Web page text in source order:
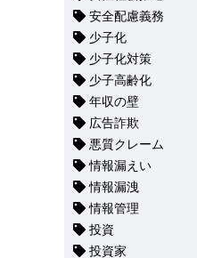
安全配慮義務
少子化
少子化対策
少子高齢化
年収の壁
広告詐欺
悪質クレーム
情報漏えい
情報漏洩
情報管理
投資
投資家